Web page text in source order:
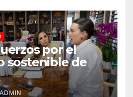
por el
sostenible de
ADMIN